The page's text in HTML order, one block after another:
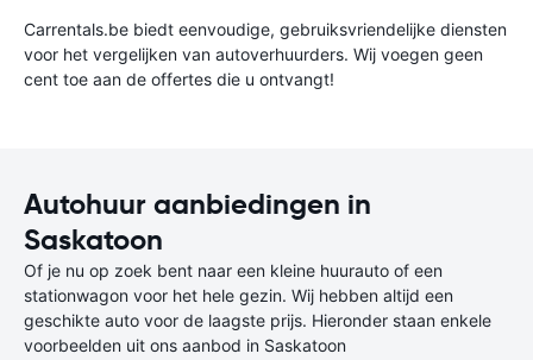
Carrentals.be biedt eenvoudige, gebruiksvriendelijke diensten
voor het vergelijken van autoverhuurders. Wij voegen geen
cent toe aan de offertes die u ontvangt!
Autohuur aanbiedingen in
Saskatoon
Of je nu op zoek bent naar een kleine huurauto of een
stationwagon voor het hele gezin. Wij hebben altijd een
geschikte auto voor de laagste prijs. Hieronder staan enkele
voorbeelden uit ons aanbod in Saskatoon